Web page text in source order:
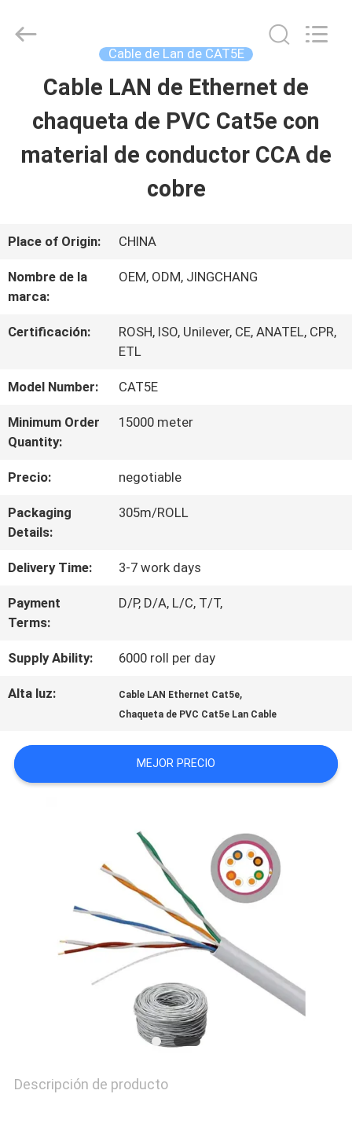
HOGAR
PRODUCTOS
NOSOTROS
DE
LA
FÁBRICA
CONTROL
DE
CALIDAD
ÉNTRENOS
EN
CONTACTO
NOTICIAS
PRIVACIDAD
Cable
Industry
Cable de Lan de CAT5E
Cable LAN de Ethernet de
chaqueta de PVC Cat5e con
material de conductor CCA de
cobre
Place of Origin: CHINA
Nombre de la
marca:
OEM, ODM, JINGCHANG
Certificación:
ROSH, ISO, Unilever, CE, ANATEL, CPR,
ETL
Model Number: CAT5E
Minimum Order
Quantity:
15000 meter
Precio: negotiable
Packaging
Details:
305m/ROLL
Delivery Time: 3-7 work days
Payment
Terms:
D/P, D/A, L/C, T/T,
Supply Ability: 6000 roll per day
Alta luz: Cable LAN Ethernet Cat5e,
Chaqueta de PVC Cat5e Lan Cable
MEJOR PRECIO
Descripción de producto